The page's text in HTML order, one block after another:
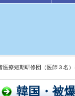
医療短期研修団（医師３名
韓国・被